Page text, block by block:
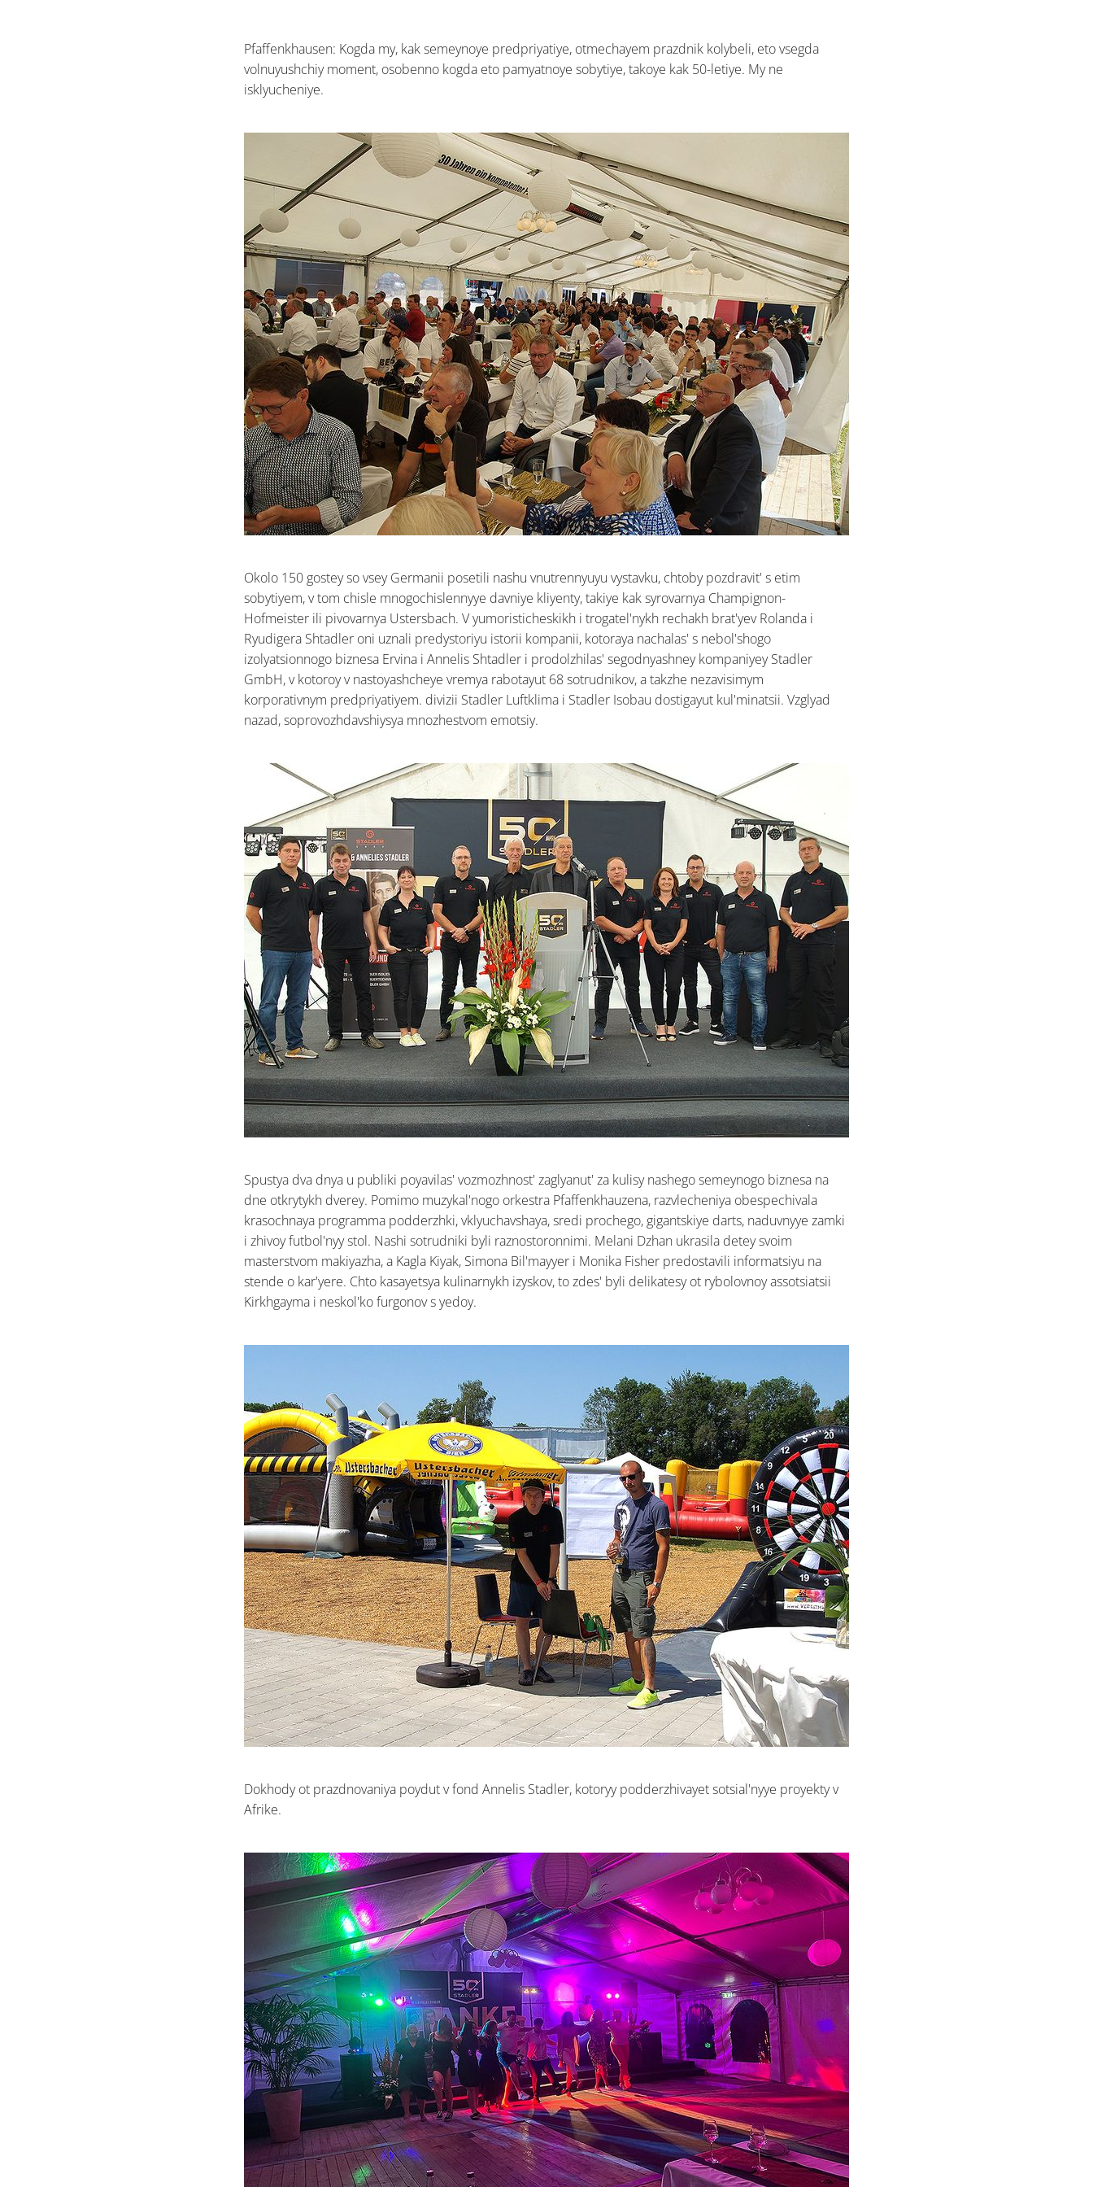
Pfaffenkhausen: Kogda my, kak semeynoye predpriyatiye, otmechayem prazdnik kolybeli, eto vsegda
volnuyushchiy moment, osobenno kogda eto pamyatnoye sobytiye, takoye kak 50-letiye. My ne
isklyucheniye.
Okolo 150 gostey so vsey Germanii posetili nashu vnutrennyuyu vystavku, chtoby pozdravit' s etim
sobytiyem, v tom chisle mnogochislennyye davniye kliyenty, takiye kak syrovarnya Champignon-
Hofmeister ili pivovarnya Ustersbach. V yumoristicheskikh i trogatel'nykh rechakh brat'yev Rolanda i
Ryudigera Shtadler oni uznali predystoriyu istorii kompanii, kotoraya nachalas' s nebol'shogo
izolyatsionnogo biznesa Ervina i Annelis Shtadler i prodolzhilas' segodnyashney kompaniyey Stadler
GmbH, v kotoroy v nastoyashcheye vremya rabotayut 68 sotrudnikov, a takzhe nezavisimym
korporativnym predpriyatiyem. divizii Stadler Luftklima i Stadler Isobau dostigayut kul'minatsii. Vzglyad
nazad, soprovozhdavshiysya mnozhestvom emotsiy.
Spustya dva dnya u publiki poyavilas' vozmozhnost' zaglyanut' za kulisy nashego semeynogo biznesa na
dne otkrytykh dverey. Pomimo muzykal'nogo orkestra Pfaffenkhauzena, razvlecheniya obespechivala
krasochnaya programma podderzhki, vklyuchavshaya, sredi prochego, gigantskiye darts, naduvnyye zamki
i zhivoy futbol'nyy stol. Nashi sotrudniki byli raznostoronnimi. Melani Dzhan ukrasila detey svoim
masterstvom makiyazha, a Kagla Kiyak, Simona Bil'mayyer i Monika Fisher predostavili informatsiyu na
stende o kar'yere. Chto kasayetsya kulinarnykh izyskov, to zdes' byli delikatesy ot rybolovnoy assotsiatsii
Kirkhgayma i neskol'ko furgonov s yedoy.
Dokhody ot prazdnovaniya poydut v fond Annelis Stadler, kotoryy podderzhivayet sotsial'nyye proyekty v
Afrike.